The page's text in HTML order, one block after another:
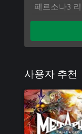
페르소나3
의상 세트
페르소나3
나 세트 1
페르소나3
나 세트
페르소나3
트
사용자 추천